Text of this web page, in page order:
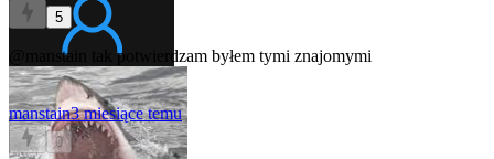
5
@manstain tak potwierdzam byłem tymi znajomymi
manstain3 miesiące temu
0